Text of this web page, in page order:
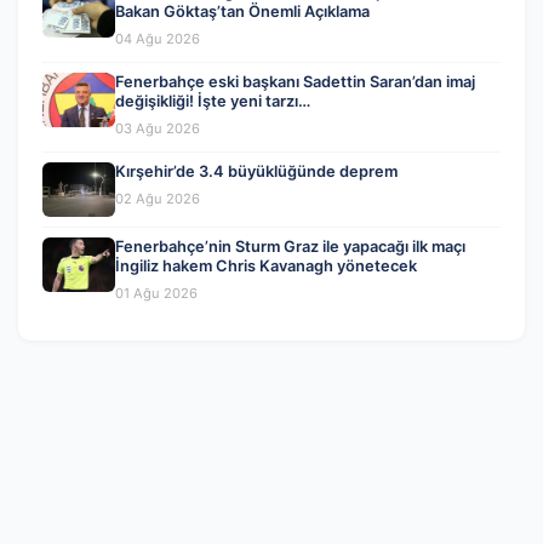
Bakan Göktaş’tan Önemli Açıklama
04 Ağu 2026
Fenerbahçe eski başkanı Sadettin Saran’dan imaj
değişikliği! İşte yeni tarzı…
03 Ağu 2026
Kırşehir’de 3.4 büyüklüğünde deprem
02 Ağu 2026
Fenerbahçe’nin Sturm Graz ile yapacağı ilk maçı
İngiliz hakem Chris Kavanagh yönetecek
01 Ağu 2026